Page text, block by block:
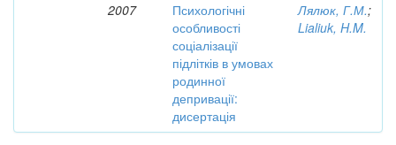
2007
Психологічні
особливості
соціалізації
підлітків в умовах
родинної
депривації:
дисертація
Лялюк, Г.М.;
Lialiuk, H.M.